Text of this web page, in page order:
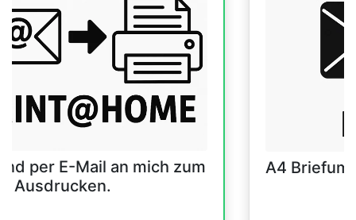
per E-Mail an mich zum
Ausdrucken.
A4